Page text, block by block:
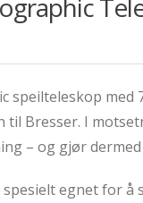
speilteleskop
til Bresser. I
– og gjør
egnet for å